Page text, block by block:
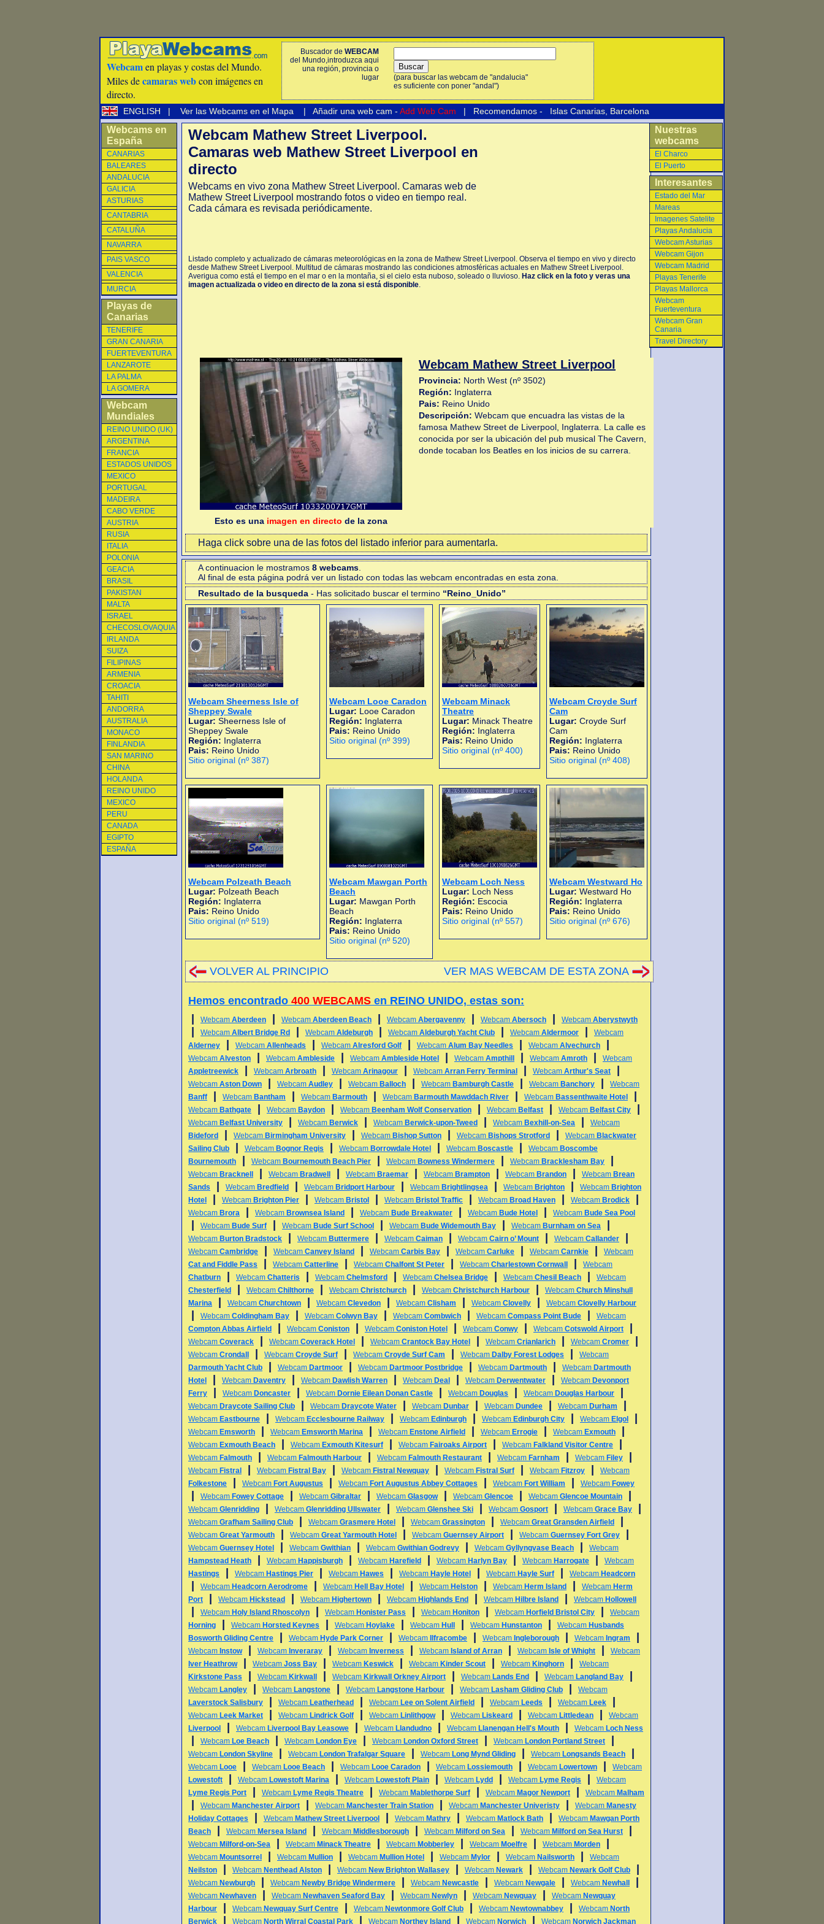
Webcamen playas y costas del Mundo.
Miles decamaras webcon imágenes en
directo.
Buscador de WEBCAM
del Mundo,introduzca aqui
una región, provincia o
lugar
(para buscar las webcam de "andalucia"
es suficiente con poner "andal")
ENGLISH | Ver las Webcams en el Mapa | Añadir una web cam - Add Web Cam | Recomendamos - Islas Canarias Barcelona
Webcams en
España
CANARIAS
BALEARES
ANDALUCIA
GALICIA
ASTURIAS
CANTABRIA
CATALUÑA
NAVARRA
PAIS VASCO
VALENCIA
MURCIA
Playas de
Canarias
TENERIFE
GRAN CANARIA
FUERTEVENTURA
LANZAROTE
LA PALMA
LA GOMERA
Webcam
Mundiales
REINO UNIDO (UK)
ARGENTINA
FRANCIA
ESTADOS UNIDOS
MEXICO
PORTUGAL
MADEIRA
CABO VERDE
AUSTRIA
RUSIA
ITALIA
POLONIA
GEACIA
BRASIL
PAKISTAN
MALTA
ISRAEL
CHECOSLOVAQUIA
IRLANDA
SUIZA
FILIPINAS
ARMENIA
CROACIA
TAHITI
ANDORRA
AUSTRALIA
MONACO
FINLANDIA
SAN MARINO
CHINA
HOLANDA
REINO UNIDO
MEXICO
PERU
CANADA
EGIPTO
ESPAÑA
Webcam Mathew Street Liverpool.
Camaras web Mathew Street Liverpool en
directo
Webcams en vivo zona Mathew Street Liverpool. Camaras web de
Mathew Street Liverpool mostrando fotos o video en tiempo real.
Cada cámara es revisada periódicamente.
Listado completo y actualizado de cámaras meteorológicas en la zona de Mathew Street Liverpool. Observa el tiempo en vivo y directo
desde Mathew Street Liverpool. Multitud de cámaras mostrando las condiciones atmosféricas actuales en Mathew Street Liverpool.
Averigua como está el tiempo en el mar o en la montaña, si el cielo esta nuboso, soleado o lluvioso. Haz click en la foto y veras una
imagen actualizada o video en directo de la zona si está disponible.
Esto es una imagen en directo de la zona
Webcam Mathew Street Liverpool
Provincia: North West (nº 3502)
Región: Inglaterra
Pais: Reino Unido
Descripción: Webcam que encuadra las vistas de la
famosa Mathew Street de Liverpool, Inglaterra. La calle es
conocida por ser la ubicación del pub musical The Cavern,
donde tocaban los Beatles en los inicios de su carrera.
Haga click sobre una de las fotos del listado inferior para aumentarla.
A continuacion le mostramos 8 webcams
Al final de esta página podrá ver un listado con todas las webcam encontradas en esta zona.
Resultado de la busqueda - Has solicitado buscar el termino “Reino_Unido”
Webcam Sheerness Isle of
Sheppey Swale
Lugar: Sheerness Isle of
Sheppey Swale
Región: Inglaterra
Pais: Reino Unido
Sitio original (nº 387)
Webcam Looe Caradon
Lugar: Looe Caradon
Región: Inglaterra
Pais: Reino Unido
Sitio original (nº 399)
Webcam Minack
Theatre
Lugar: Minack Theatre
Región: Inglaterra
Pais: Reino Unido
Sitio original (nº 400)
Webcam Croyde Surf
Cam
Lugar: Croyde Surf
Cam
Región: Inglaterra
Pais: Reino Unido
Sitio original (nº 408)
Webcam Polzeath Beach
Lugar: Polzeath Beach
Región: Inglaterra
Pais: Reino Unido
Sitio original (nº 519)
Webcam Mawgan Porth
Beach
Lugar: Mawgan Porth
Beach
Región: Inglaterra
Pais: Reino Unido
Sitio original (nº 520)
Webcam Loch Ness
Lugar: Loch Ness
Región: Escocia
Pais: Reino Unido
Sitio original (nº 557)
Webcam Westward Ho
Lugar: Westward Ho
Región: Inglaterra
Pais: Reino Unido
Sitio original (nº 676)
VOLVER AL PRINCIPIO VER MAS WEBCAM DE ESTA ZONA
Hemos encontrado 400 WEBCAMS en REINO UNIDO, estas son:
Webcam Aberdeen Webcam Aberdeen Beach Webcam Abergavenny Webcam Abersoch Webcam Aberystwyth
Webcam Albert Bridge Rd Webcam Aldeburgh Webcam Aldeburgh Yacht Club Webcam Aldermoor
Webcam
Alderney
Webcam Allenheads Webcam Alresford Golf Webcam Alum Bay Needles Webcam Alvechurch
Webcam Alveston Webcam Ambleside Webcam Ambleside Hotel Webcam Ampthill Webcam Amroth
Webcam
Appletreewick
Webcam Arbroath Webcam Arinagour Webcam Arran Ferry Terminal Webcam Arthur's Seat
Webcam Aston Down Webcam Audley Webcam Balloch Webcam Bamburgh Castle Webcam Banchory
Webcam
Banff
Webcam Bantham Webcam Barmouth Webcam Barmouth Mawddach River Webcam Bassenthwaite Hotel
Webcam Bathgate Webcam Baydon Webcam Beenham Wolf Conservation Webcam Belfast Webcam Belfast City
Webcam Belfast University Webcam Berwick Webcam Berwick-upon-Tweed Webcam Bexhill-on-Sea
Webcam
Bideford
Webcam Birmingham University Webcam Bishop Sutton Webcam Bishops Strotford Webcam Blackwater
Sailing Club
Webcam Bognor Regis Webcam Borrowdale Hotel Webcam Boscastle Webcam Boscombe
Bournemouth
Webcam Bournemouth Beach Pier Webcam Bowness Windermere Webcam Bracklesham Bay
Webcam Bracknell Webcam Bradwell Webcam Braemar Webcam Brampton Webcam Brandon Webcam Brean
Sands
Webcam Bredfield Webcam Bridport Harbour Webcam Brightlingsea Webcam Brighton Webcam Brighton
Hotel
Webcam Brighton Pier Webcam Bristol Webcam Bristol Traffic Webcam Broad Haven Webcam Brodick
Webcam Brora Webcam Brownsea Island Webcam Bude Breakwater Webcam Bude Hotel Webcam Bude Sea Pool
Webcam Bude Surf Webcam Bude Surf School Webcam Bude Widemouth Bay Webcam Burnham on Sea
Webcam Burton Bradstock Webcam Buttermere Webcam Caiman Webcam Cairn o’ Mount Webcam Callander
Webcam Cambridge Webcam Canvey Island Webcam Carbis Bay Webcam Carluke Webcam Carnkie
Webcam
Cat and Fiddle Pass
Webcam Catterline Webcam Chalfont St Peter Webcam Charlestown Cornwall
Webcam
Chatburn
Webcam Chatteris Webcam Chelmsford Webcam Chelsea Bridge Webcam Chesil Beach
Webcam
Chesterfield
Webcam Chilthorne Webcam Christchurch Webcam Christchurch Harbour Webcam Church Minshull
Marina
Webcam Churchtown Webcam Clevedon Webcam Clisham Webcam Clovelly Webcam Clovelly Harbour
Webcam Coldingham Bay Webcam Colwyn Bay Webcam Combwich Webcam Compass Point Bude
Webcam
Compton Abbas Airfield
Webcam Coniston Webcam Coniston Hotel Webcam Conwy Webcam Cotswold Airport
Webcam Coverack Webcam Coverack Hotel Webcam Crantock Bay Hotel Webcam Crianlarich Webcam Cromer
Webcam Crondall Webcam Croyde Surf Webcam Croyde Surf Cam Webcam Dalby Forest Lodges
Webcam
Darmouth Yacht Club
Webcam Dartmoor Webcam Dartmoor Postbridge Webcam Dartmouth Webcam Dartmouth
Hotel
Webcam Daventry Webcam Dawlish Warren Webcam Deal Webcam Derwentwater Webcam Devonport
Ferry
Webcam Doncaster Webcam Dornie Eilean Donan Castle Webcam Douglas Webcam Douglas Harbour
Webcam Draycote Sailing Club Webcam Draycote Water Webcam Dunbar Webcam Dundee Webcam Durham
Webcam Eastbourne Webcam Ecclesbourne Railway Webcam Edinburgh Webcam Edinburgh City Webcam Elgol
Webcam Emsworth Webcam Emsworth Marina Webcam Enstone Airfield Webcam Errogie Webcam Exmouth
Webcam Exmouth Beach Webcam Exmouth Kitesurf Webcam Fairoaks Airport Webcam Falkland Visitor Centre
Webcam Falmouth Webcam Falmouth Harbour Webcam Falmouth Restaurant Webcam Farnham Webcam Filey
Webcam Fistral Webcam Fistral Bay Webcam Fistral Newquay Webcam Fistral Surf Webcam Fitzroy
Webcam
Folkestone
Webcam Fort Augustus Webcam Fort Augustus Abbey Cottages Webcam Fort William Webcam Fowey
Webcam Fowey Cottage Webcam Gibraltar Webcam Glasgow Webcam Glencoe Webcam Glencoe Mountain
Webcam Glenridding Webcam Glenridding Ullswater Webcam Glenshee Ski Webcam Gosport Webcam Grace Bay
Webcam Grafham Sailing Club Webcam Grasmere Hotel Webcam Grassington Webcam Great Gransden Airfield
Webcam Great Yarmouth Webcam Great Yarmouth Hotel Webcam Guernsey Airport Webcam Guernsey Fort Grey
Webcam Guernsey Hotel Webcam Gwithian Webcam Gwithian Godrevy Webcam Gyllyngvase Beach
Webcam
Hampstead Heath
Webcam Happisburgh Webcam Harefield Webcam Harlyn Bay Webcam Harrogate
Webcam
Hastings
Webcam Hastings Pier Webcam Hawes Webcam Hayle Hotel Webcam Hayle Surf Webcam Headcorn
Webcam Headcorn Aerodrome Webcam Hell Bay Hotel Webcam Helston Webcam Herm Island Webcam Herm
Port
Webcam Hickstead Webcam Highertown Webcam Highlands End Webcam Hilbre Island Webcam Hollowell
Webcam Holy Island Rhoscolyn Webcam Honister Pass Webcam Honiton Webcam Horfield Bristol City
Webcam
Horning
Webcam Horsted Keynes Webcam Hoylake Webcam Hull Webcam Hunstanton Webcam Husbands
Bosworth Gliding Centre
Webcam Hyde Park Corner Webcam Ilfracombe Webcam Ingleborough Webcam Ingram
Webcam Instow Webcam Inveraray Webcam Inverness Webcam Island of Arran Webcam Isle of Whight
Webcam
Iver Heathrow
Webcam Joss Bay Webcam Keswick Webcam Kinder Scout Webcam Kinghorn
Webcam
Kirkstone Pass
Webcam Kirkwall Webcam Kirkwall Orkney Airport Webcam Lands End Webcam Langland Bay
Webcam Langley Webcam Langstone Webcam Langstone Harbour Webcam Lasham Gliding Club
Webcam
Laverstock Salisbury
Webcam Leatherhead Webcam Lee on Solent Airfield Webcam Leeds Webcam Leek
Webcam Leek Market Webcam Lindrick Golf Webcam Linlithgow Webcam Liskeard Webcam Littledean
Webcam
Liverpool
Webcam Liverpool Bay Leasowe Webcam Llandudno Webcam Llanengan Hell's Mouth Webcam Loch Ness
Webcam Loe Beach Webcam London Eye Webcam London Oxford Street Webcam London Portland Street
Webcam London Skyline Webcam London Trafalgar Square Webcam Long Mynd Gliding Webcam Longsands Beach
Webcam Looe Webcam Looe Beach Webcam Looe Caradon Webcam Lossiemouth Webcam Lowertown
Webcam
Lowestoft
Webcam Lowestoft Marina Webcam Lowestoft Plain Webcam Lydd Webcam Lyme Regis
Webcam
Lyme Regis Port
Webcam Lyme Regis Theatre Webcam Mablethorpe Surf Webcam Magor Newport Webcam Malham
Webcam Manchester Airport Webcam Manchester Train Station Webcam Manchester Univeristy Webcam Manesty
Holiday Cottages
Webcam Mathew Street Liverpool Webcam Mathry Webcam Matlock Bath Webcam Mawgan Porth
Beach
Webcam Mersea Island Webcam Middlesborough Webcam Milford on Sea Webcam Milford on Sea Hurst
Webcam Milford-on-Sea Webcam Minack Theatre Webcam Mobberley Webcam Moelfre Webcam Morden
Webcam Mountsorrel Webcam Mullion Webcam Mullion Hotel Webcam Mylor Webcam Nailsworth
Webcam
Neilston
Webcam Nenthead Alston Webcam New Brighton Wallasey Webcam Newark Webcam Newark Golf Club
Webcam Newburgh Webcam Newby Bridge Windermere Webcam Newcastle Webcam Newgale Webcam Newhall
Webcam Newhaven Webcam Newhaven Seaford Bay Webcam Newlyn Webcam Newquay Webcam Newquay
Harbour
Webcam Newquay Surf Centre Webcam Newtonmore Golf Club Webcam Newtownabbey Webcam North
Berwick
Webcam North Wirral Coastal Park Webcam Northey Island Webcam Norwich Webcam Norwich Jackman
Nuestras
webcams
El Charco
El Puerto
Interesantes
Estado del Mar
Mareas
Imagenes Satelite
Playas Andalucia
Webcam Asturias
Webcam Gijon
Webcam Madrid
Playas Tenerife
Playas Mallorca
Webcam
Fuerteventura
Webcam Gran
Canaria
Travel Directory